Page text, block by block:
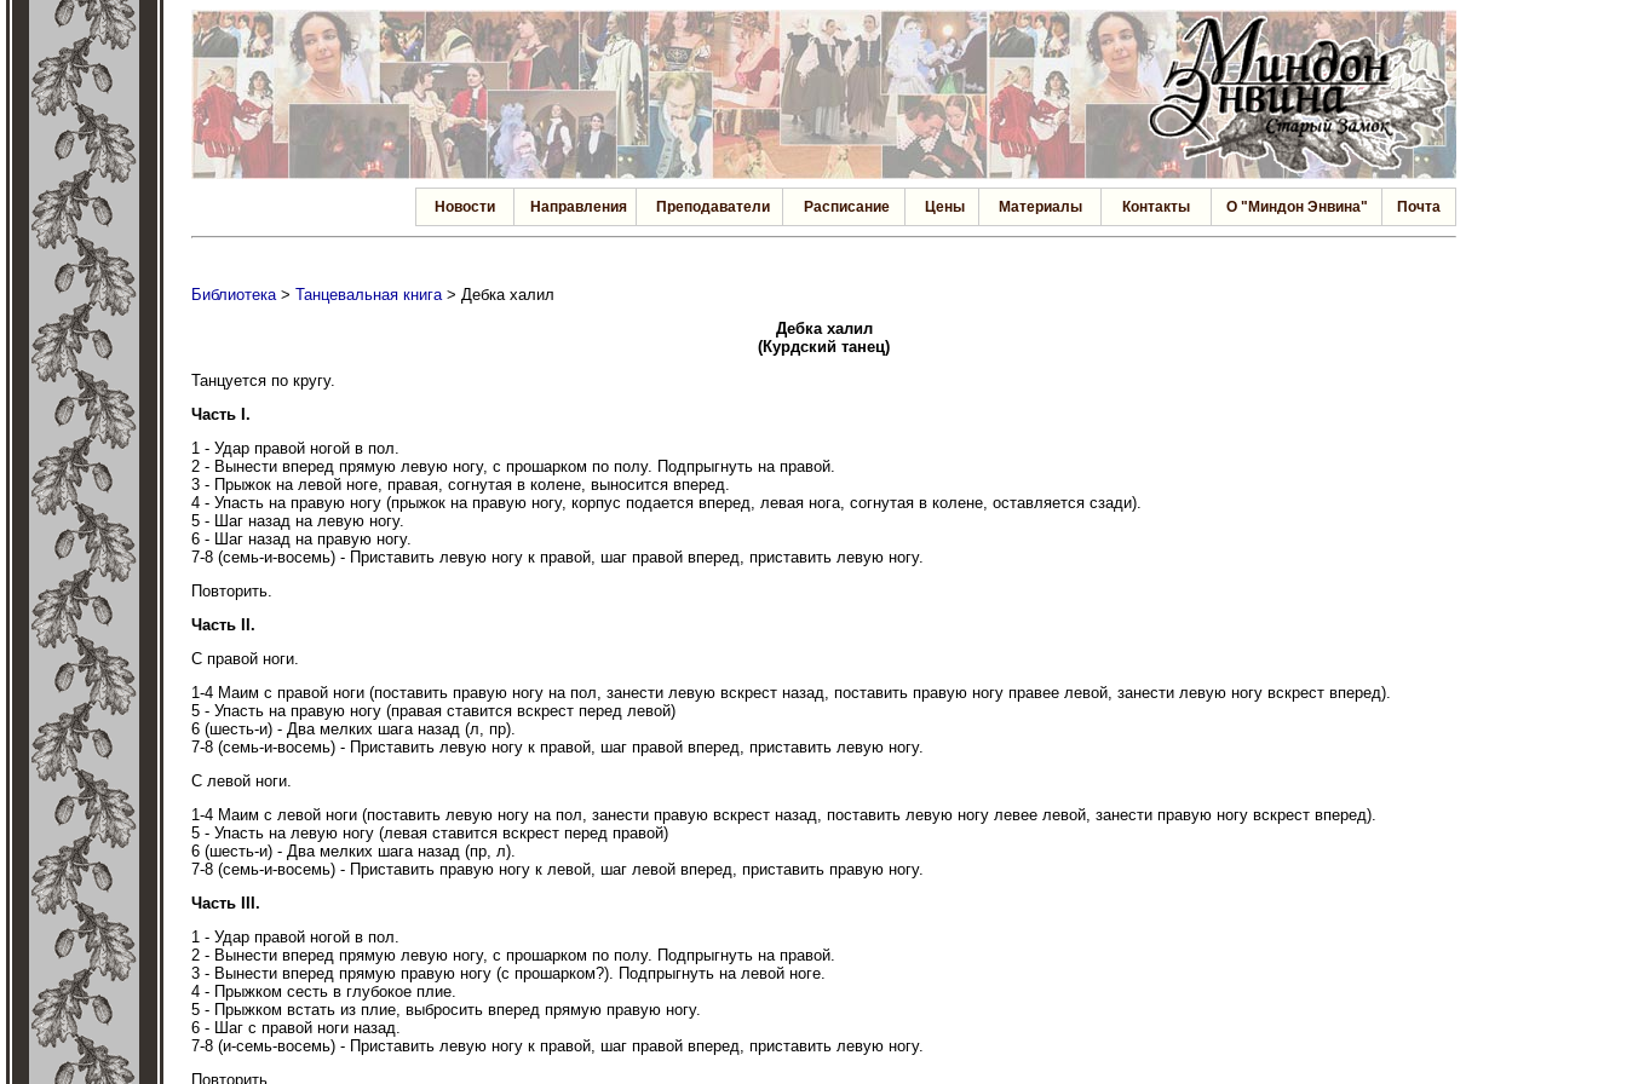
Новости Направления Преподаватели Расписание Цены Материалы Контакты О "Миндон Энвина" Почта
Библиотека> Танцевальная книга> Дебка халил
Дебка халил
(Курдский танец)
Танцуется по кругу.
Часть I.
1 - Удар правой ногой в пол.
2 - Вынести вперед прямую левую ногу, с прошарком по полу. Подпрыгнуть на правой.
3 - Прыжок на левой ноге, правая, согнутая в колене, выносится вперед.
4 - Упасть на правую ногу (прыжок на правую ногу, корпус подается вперед, левая нога, согнутая в колене, оставляется сзади).
5 - Шаг назад на левую ногу.
6 - Шаг назад на правую ногу.
7-8 (семь-и-восемь) - Приставить левую ногу к правой, шаг правой вперед, приставить левую ногу.
Повторить.
Часть II.
С правой ноги.
1-4 Маим с правой ноги (поставить правую ногу на пол, занести левую вскрест назад, поставить правую ногу правее левой, занести левую ногу вскрест вперед).
5 - Упасть на правую ногу (правая ставится вскрест перед левой)
6 (шесть-и) - Два мелких шага назад (л, пр).
7-8 (семь-и-восемь) - Приставить левую ногу к правой, шаг правой вперед, приставить левую ногу.
С левой ноги.
1-4 Маим с левой ноги (поставить левую ногу на пол, занести правую вскрест назад, поставить левую ногу левее левой, занести правую ногу вскрест вперед).
5 - Упасть на левую ногу (левая ставится вскрест перед правой)
6 (шесть-и) - Два мелких шага назад (пр, л).
7-8 (семь-и-восемь) - Приставить правую ногу к левой, шаг левой вперед, приставить правую ногу.
Часть III.
1 - Удар правой ногой в пол.
2 - Вынести вперед прямую левую ногу, с прошарком по полу. Подпрыгнуть на правой.
3 - Вынести вперед прямую правую ногу (с прошарком?). Подпрыгнуть на левой ноге.
4 - Прыжком сесть в глубокое плие.
5 - Прыжком встать из плие, выбросить вперед прямую правую ногу.
6 - Шаг с правой ноги назад.
7-8 (и-семь-восемь) - Приставить левую ногу к правой, шаг правой вперед, приставить левую ногу.
Повторить.